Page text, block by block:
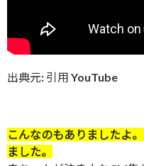
出典元: 引用 YouTube
こんなのもありましたよ
ました。